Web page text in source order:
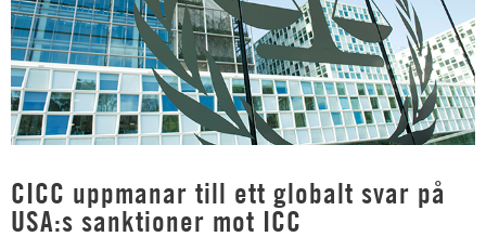
CICC uppmanar till ett globalt svar på
USA:s sanktioner mot ICC